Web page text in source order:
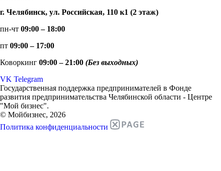
г. Челябинск, ул. Российская, 110 к1 (2 этаж)
пн-чт 09:00 – 18:00
пт 09:00 – 17:00
Коворкинг 09:00 – 21:00 (Без выходных)
VK Telegram
Государственная поддержка предпринимателей в Фонде
развития предпринимательства Челябинской области - Центре
"Мой бизнес".
© Мойбизнес, 2026
Политика конфиденциальности